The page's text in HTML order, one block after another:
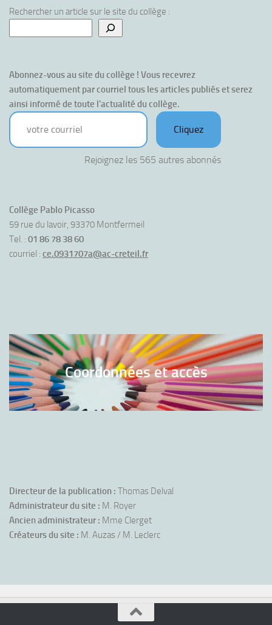
Rechercher un article sur le site du collège :
Abonnez-vous au site du collège ! Vous recevrez
automatiquement par courriel tous les articles publiés et serez
ainsi informé de toute l'actualité du collège.
votre courriel
Cliquez
Rejoignez les 565 autres abonnés
Collège Pablo Picasso
59 rue du lavoir, 93370 Montfermeil
Tel. : 01 86 78 38 60
courriel : ce.0931707a@ac-creteil.fr
Coordonnées et accès
Directeur de la publication : Thomas Delval
Administrateur du site : M. Royer
Ancien administrateur : Mme Clerget
Créateurs du site : M. Auzas / M. Leclerc